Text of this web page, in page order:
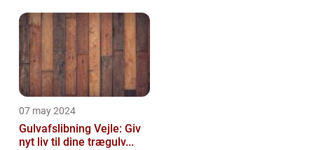
07 may 2024
Gulvafslibning Vejle: Giv
nyt liv til dine trægulv...